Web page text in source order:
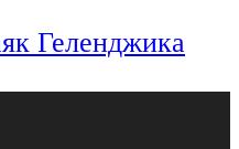
Геленджика